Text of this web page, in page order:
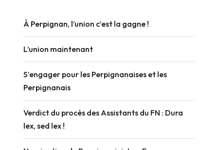
À Perpignan, l’union c’est la gagne !
L’union maintenant
S’engager pour les Perpignanaises et les
Perpignanais
Verdict du procès des Assistants du FN : Dura
lex, sed lex !